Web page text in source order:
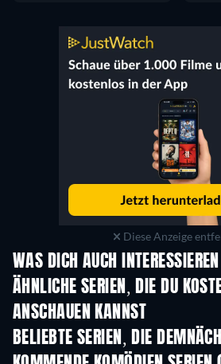
Diese Anzeige
WAS DICH AUCH
Serie
ÄHNLICHE SERIEN, DIE DU
ANSCHAUEN KANNST
Serie
BELIEBTE SERIEN, DIE
Serie